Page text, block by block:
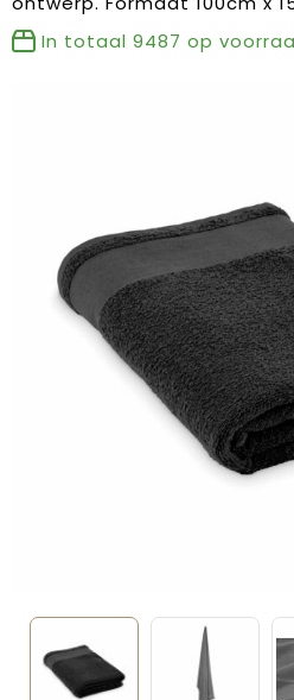
Kerstpakketten
Verjaardagen
Voetbal, EK en WK
Voor de bouw
Zomergeschenken
In totaal 9487 op